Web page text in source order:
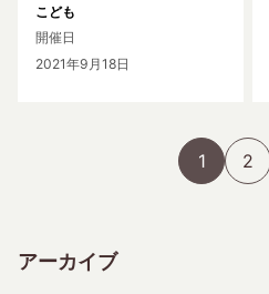
こども
開催日
2021年9月18日
1 2
アーカイブ